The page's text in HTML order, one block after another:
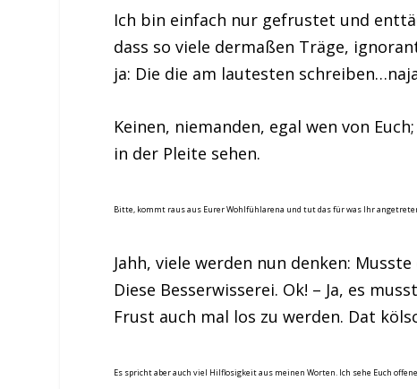
Ich bin einfach nur gefrustet und
dass so viele dermaßen Träge,
ja: Die die am lautesten
Keinen, niemanden, egal wen von
in der Pleite sehen.
Bitte, kommt raus aus Eurer Wohlfühlarena und tut das für was Ihr
Jahh, viele werden nun denken:
Diese Besserwisserei. Ok! – Ja, es
Frust auch mal los zu werden. Dat
Es spricht aber auch viel Hilflosigkeit aus meinen Worten. Ich sehe Euch